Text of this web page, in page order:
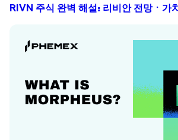
RIVN 주식 완벽 해설: 리비안 전망ㆍ가